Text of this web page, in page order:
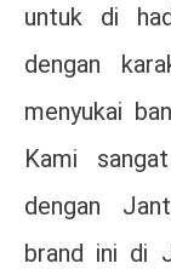
untuk di
dengan
menyukai
Kami
dengan
brand ini di